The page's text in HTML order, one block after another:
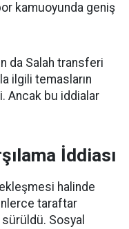
kamuoyunda geniş
da Salah transferi
ilgili temasların
Ancak bu iddialar
İddiası
halinde
taraftar
Sosyal